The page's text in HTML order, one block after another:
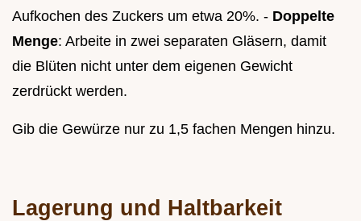
Aufkochen des Zuckers um etwa 20%. - Doppelte
Menge: Arbeite in zwei separaten Gläsern, damit
die Blüten nicht unter dem eigenen Gewicht
zerdrückt werden.
Gib die Gewürze nur zu 1,5 fachen Mengen hinzu.
Lagerung und Haltbarkeit